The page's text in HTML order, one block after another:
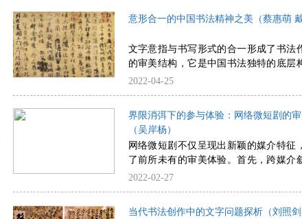
战，在创作行为和表现形态方面呈现出
个性与时代审美特性的双重需求，深度
素材，提供许多新鲜的构思创意；“时
作审美并未与“民族化”分道扬镳，而是
为清新的创作语言呈现“民族化”的意境
不同于以往的笔法雕琢传统文化素材，赋
化”新时代的审美能量。
意形合一的中国书法精神之美（蔡惠萌 戴
文字意指与书写形式的合一形成了书法
的审美结构，它是中国书法独特的底层
统书法与缺失文字性的现代书法在审美
之美，这种精神之美既反映了书家的审
也体现了时代风尚与哲学精神，更是中
神的核心表现。
2022-04-25
界限消弭下的参与体验：网络微短剧的
（吴岸杨）
网络微短剧不仅呈现出新颖的媒介特征
了前所未有的审美体验。首先，跨媒介
屏形式合力加剧了艺术接受与日常生活
2022-02-27
当代书法创作中的文字问题探析（刘照剑